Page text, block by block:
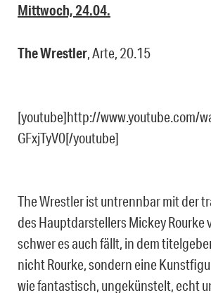
Mittwoch, 24.04.
The Wrestler, Arte, 20.15
[youtube]http://www.youtube.com/
GFxjTyV0[/youtube]
The Wrestler ist untrennbar mit der
des Hauptdarstellers Mickey Rourke
schwer es auch fällt, in dem
nicht Rourke, sondern eine
wie fantastisch, ungekünstelt, echt